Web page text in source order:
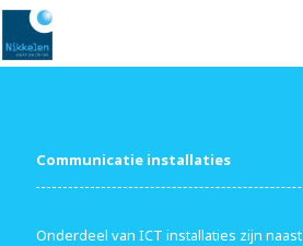
Communicatie installaties
Onderdeel van ICT installaties zijn naast